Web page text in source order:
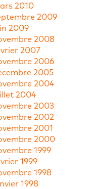
2010
2009
2009
2008
2007
2006
2005
2004
2004
2003
2002
2001
2000
1999
1999
1998
1998